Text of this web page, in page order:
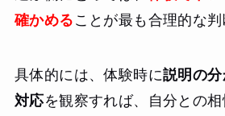
確かめる ことが最も合理的な判
具体的には、体験時に説明の
対応を観察すれば、自分との